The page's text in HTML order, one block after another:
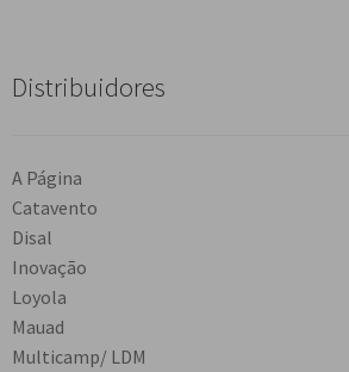
Distribuidores
A Página
Catavento
Disal
Inovação
Loyola
Mauad
Multicamp/ LDM